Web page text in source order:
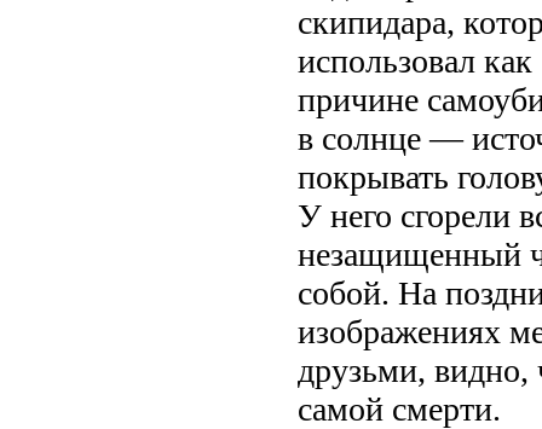
скипидара,
использовал
причине
в солнце —
покрывать
У него сгорели
незащищенный
собой. На
изображениях
друзьми, видно,
самой смерти.